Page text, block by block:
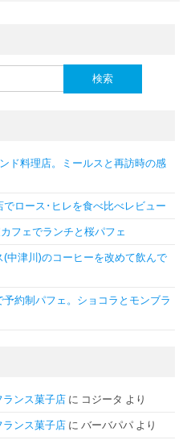
ド料理店。ミールスと再訪時の感
でロース･ヒレを食べ比べレビュー
フェでランチと桜パフェ
中津川)のコーヒーを改めて飲んで
予約制パフェ。ショコラとモンブラ
ランス菓子店 に コジータ より
ランス菓子店 に バーバパパ より